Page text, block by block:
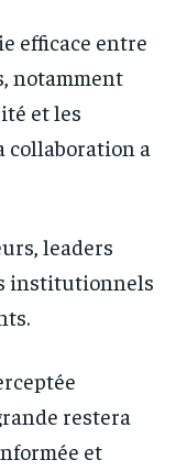
efficace entre
notamment
et les
collaboration a
leaders
institutionnels
restera
et